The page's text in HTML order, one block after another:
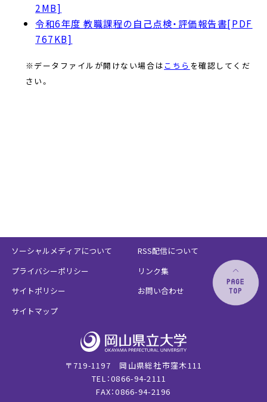
2MB]
令和6年度 教職課程の自己点検・評価報告書[PDF
767KB]
※データファイルが開けない場合は こちら を確認してくだ
さい。
ソーシャルメディアについて
プライバシーポリシー
サイトポリシー
サイトマップ
RSS配信について
リンク集
お問い合わせ
〒719-1197 岡山県総社市窪木111
TEL：0866-94-2111
FAX：0866-94-2196